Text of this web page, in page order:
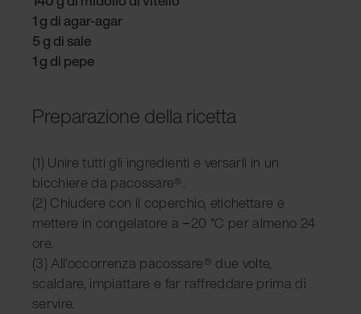
1 g di agar-agar
5 g di sale
1 g di pepe
Preparazione della ricetta
(1) Unire tutti gli ingredienti e versarli in un
bicchiere da pacossare®.
(2) Chiudere con il coperchio, etichettare e
mettere in congelatore a −20 °C per almeno 24
ore.
(3) All’occorrenza pacossare® due volte,
scaldare, impiattare e far raffreddare prima di
servire.